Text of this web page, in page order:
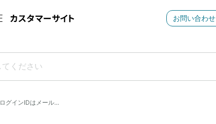
お問い合わせ
ログインIDはメール…